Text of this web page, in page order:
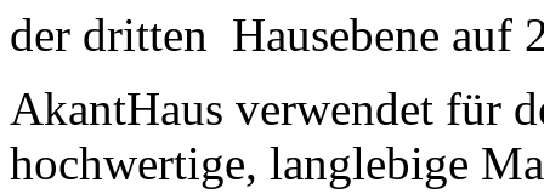
der dritten Hausebene auf
AkantHaus verwendet für
hochwertige, langlebige